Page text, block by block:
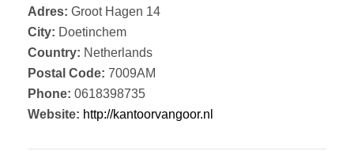
Adres: Groot Hagen 14
City: Doetinchem
Country: Netherlands
Postal Code: 7009AM
Phone: 0618398735
Website: http://kantoorvangoor.nl